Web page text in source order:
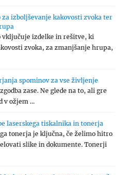
za izboljševanje kakovosti zvoka ter
vključuje izdelke in rešitve, ki
zvoka, za zmanjšanje hrupa,
spominov za vse življenje
zase. Ne glede na to, ali gre
v ožjem …
laserskega tiskalnika in tonerja
tonerja je ključna, če želimo hitro
slike in dokumente. Tonerji